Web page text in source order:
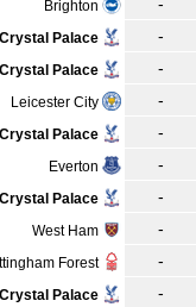
Brighton
Crystal Palace -
Crystal Palace -
Leicester City -
Crystal Palace -
Everton -
Crystal Palace -
West Ham -
Forest -
Crystal Palace -